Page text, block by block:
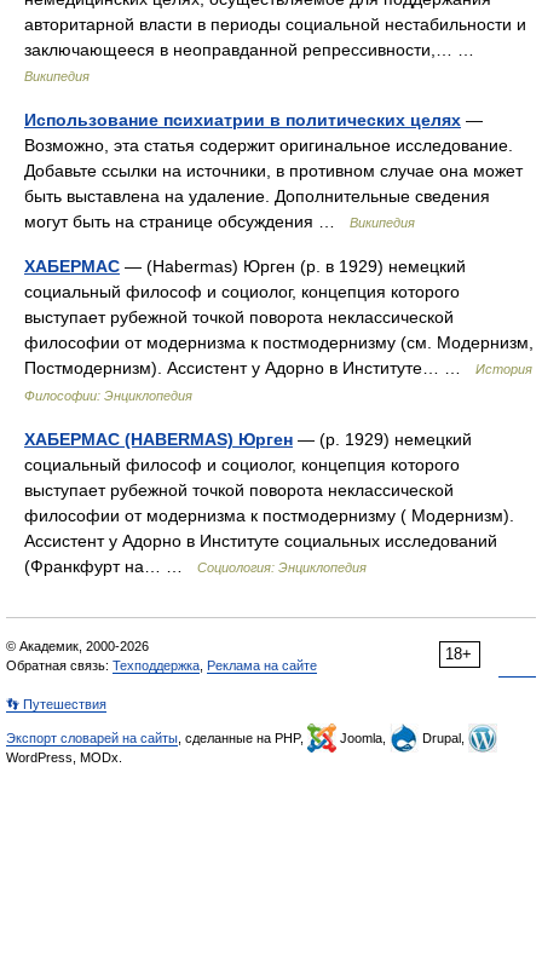
авторитарной власти в периоды социальной нестабильности и
заключающееся в неоправданной репрессивности,… …
Википедия
Использование психиатрии в политических целях —
Возможно, эта статья содержит оригинальное исследование.
Добавьте ссылки на источники, в противном случае она может
быть выставлена на удаление. Дополнительные сведения
могут быть на странице обсуждения …
Википедия
ХАБЕРМАС — (Habermas) Юрген (р. в 1929) немецкий
социальный философ и социолог, концепция которого
выступает рубежной точкой поворота неклассической
философии от модернизма к постмодернизму (см. Модернизм,
Постмодернизм). Ассистент у Адорно в Институте… …
История
Философии: Энциклопедия
ХАБЕРМАС (HABERMAS) Юрген — (р. 1929) немецкий
социальный философ и социолог, концепция которого
выступает рубежной точкой поворота неклассической
философии от модернизма к постмодернизму ( Модернизм).
Ассистент у Адорно в Институте социальных исследований
(Франкфурт на… …
Социология: Энциклопедия
18+
© Академик, 2000-2026
Обратная связь: Техподдержка Реклама на сайте
👣 Путешествия
Экспорт словарей на сайты , сделанные на PHP, Joomla,
Drupal,
WordPress, MODx.